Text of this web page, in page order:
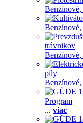
Benzínové,
Benzínové,
trávnikov
Benzínové,
píly
Benzínové,
Program
... viac